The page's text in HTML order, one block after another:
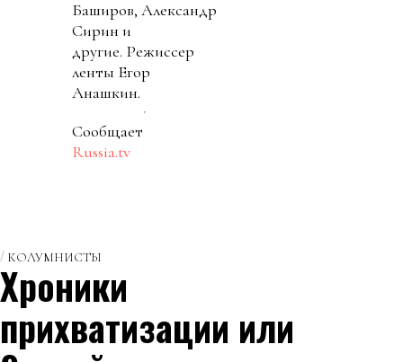
Баширов, Александр
Сирин и
другие. Режиссер
ленты Егор
Анашкин.
Сообщает
Russia.tv
КОЛУМНИСТЫ
Хроники
прихватизации или